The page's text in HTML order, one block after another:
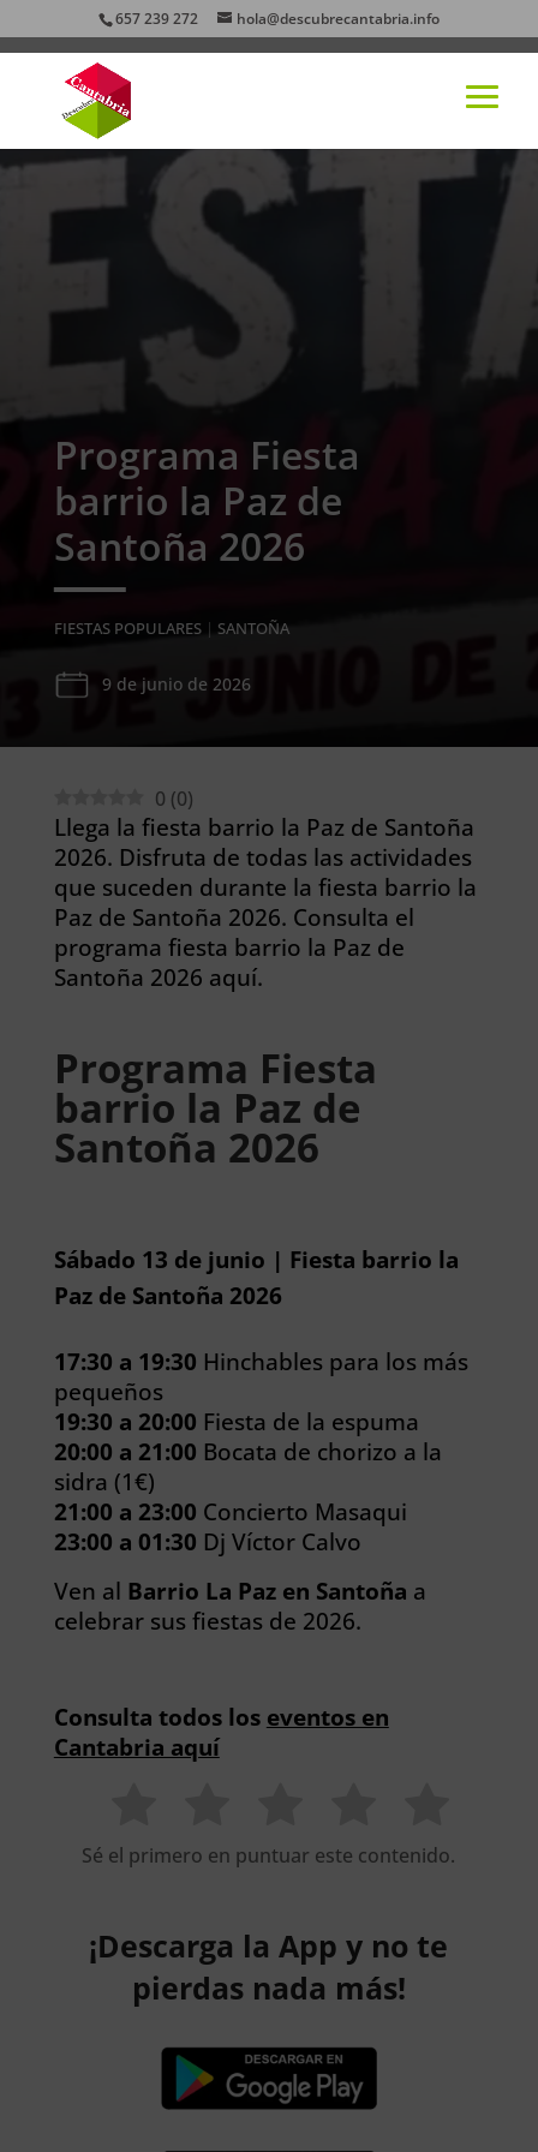
657 239 272 hola@descubrecantabria.info
Programa Fiesta
barrio la Paz de
Santoña 2026
FIESTAS POPULARES| SANTOÑA
9 de junio de 2026
0 (0)
Llega la fiesta barrio la Paz de Santoña
2026. Disfruta de todas las actividades
que suceden durante la fiesta barrio la
Paz de Santoña 2026. Consulta el
programa fiesta barrio la Paz de
Santoña 2026 aquí.
Programa Fiesta
barrio la Paz de
Santoña 2026
Sábado 13 de junio | Fiesta barrio la
Paz de Santoña 2026
17:30 a 19:30 Hinchables para los más
pequeños
19:30 a 20:00 Fiesta de la espuma
20:00 a 21:00 Bocata de chorizo a la
sidra (1€)
21:00 a 23:00 Concierto Masaqui
23:00 a 01:30 Dj Víctor Calvo
Ven al Barrio La Paz en Santoña a
celebrar sus fiestas de 2026.
Consulta todos los eventos en
Cantabria aquí
Sé el primero en puntuar este contenido.
¡Descarga la App y no te
pierdas nada más!